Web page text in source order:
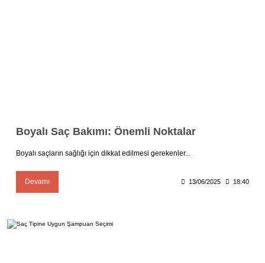
Boyalı Saç Bakımı: Önemli Noktalar
Boyalı saçların sağlığı için dikkat edilmesi gerekenler...
Devamı 13/06/2025 18:40